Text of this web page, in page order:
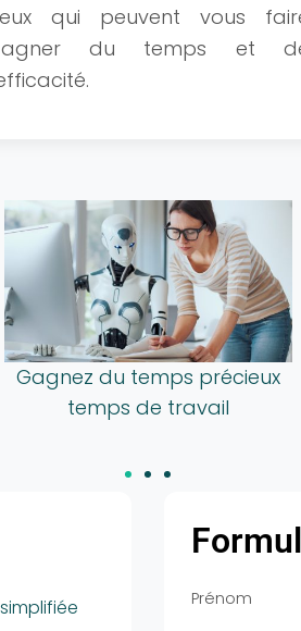
qui peuvent vous
du temps et
Testez différents
contenu
Prénom